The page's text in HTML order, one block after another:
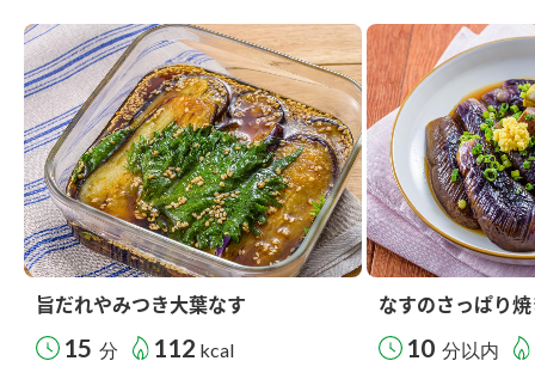
旨だれやみつき大葉なす
15 分 112 kcal
なすのさっぱり
10 分以内